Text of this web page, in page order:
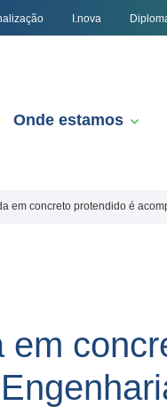
I.nova
Onde estamos
em concreto protendido é
em